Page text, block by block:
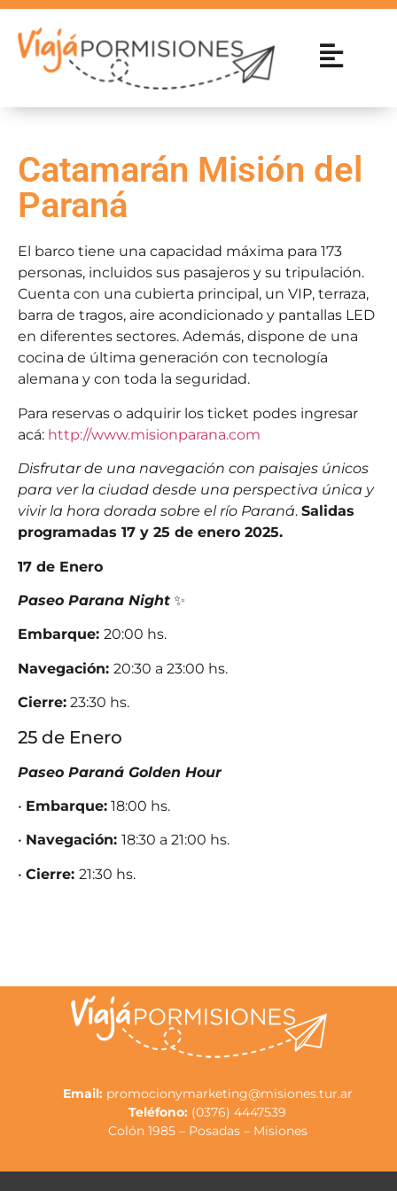
Catamarán Misión del
Paraná
El barco tiene una capacidad máxima para 173
personas, incluidos sus pasajeros y su tripulación.
Cuenta con una cubierta principal, un VIP, terraza,
barra de tragos, aire acondicionado y pantallas LED
en diferentes sectores. Además, dispone de una
cocina de última generación con tecnología
alemana y con toda la seguridad.
Para reservas o adquirir los ticket podes ingresar
acá: http://www.misionparana.com
Disfrutar de una navegación con paisajes únicos
para ver la ciudad desde una perspectiva única y
vivir la hora dorada sobre el río Paraná. Salidas
programadas 17 y 25 de enero 2025.
17 de Enero
Paseo Parana Night ✨
Embarque: 20:00 hs.
Navegación: 20:30 a 23:00 hs.
Cierre: 23:30 hs.
25 de Enero
Paseo Paraná Golden Hour
• Embarque: 18:00 hs.
• Navegación: 18:30 a 21:00 hs.
• Cierre: 21:30 hs.
Email:promocionymarketing@misiones.tur.ar
Teléfono: (0376) 4447539
Colón 1985 – Posadas – Misiones